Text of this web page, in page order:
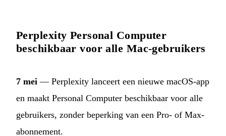
Perplexity Personal Computer
beschikbaar voor alle Mac-gebruikers
7 mei — Perplexity lanceert een nieuwe macOS-app
en maakt Personal Computer beschikbaar voor alle
gebruikers, zonder beperking van een Pro- of Max-
abonnement.